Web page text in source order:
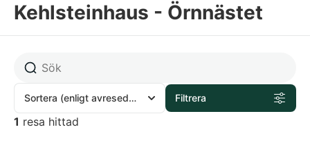
Kehlsteinhaus - Örnnästet
Sortera (enligt avresedatum) Filtrera
1 resa hittad